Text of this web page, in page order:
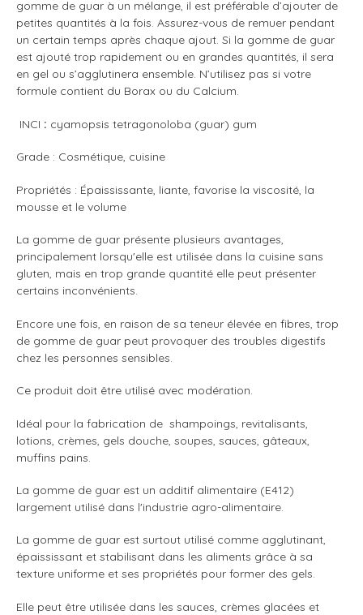
gomme de guar à un mélange, il est préférable d’ajouter de
petites quantités à la fois. Assurez-vous de remuer pendant
un certain temps après chaque ajout. Si la gomme de guar
est ajouté trop rapidement ou en grandes quantités, il sera
en gel ou s’agglutinera ensemble. N’utilisez pas si votre
formule contient du Borax ou du Calcium.
INCI : cyamopsis tetragonoloba (guar) gum
Grade : Cosmétique, cuisine
Propriétés : Épaississante, liante, favorise la viscosité, la
mousse et le volume
La gomme de guar présente plusieurs avantages,
principalement lorsqu'elle est utilisée dans la cuisine sans
gluten, mais en trop grande quantité elle peut présenter
certains inconvénients.
Encore une fois, en raison de sa teneur élevée en fibres, trop
de gomme de guar peut provoquer des troubles digestifs
chez les personnes sensibles.
Ce produit doit être utilisé avec modération.
Idéal pour la fabrication de shampoings, revitalisants,
lotions, crèmes, gels douche, soupes, sauces, gâteaux,
muffins pains.
La gomme de guar est un additif alimentaire (E412)
largement utilisé dans l'industrie agro-alimentaire.
La gomme de guar est surtout utilisé comme agglutinant,
épaississant et stabilisant dans les aliments grâce à sa
texture uniforme et ses propriétés pour former des gels.
Elle peut être utilisée dans les sauces, crèmes glacées et